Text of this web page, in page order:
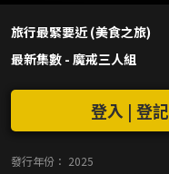
旅行最緊要近 (美食之旅)
最新集數 - 魔戒三人組
登入 | 登記
發行年份： 2025